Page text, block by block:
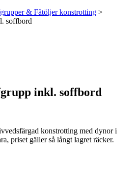
& Fåtöljer konstrotting >
soffbord
inkl. soffbord
konstrotting med dynor i
priset gäller så långt lagret räcker.